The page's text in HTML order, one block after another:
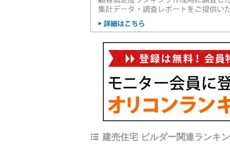
建売住宅 ビルダー関連ランキ